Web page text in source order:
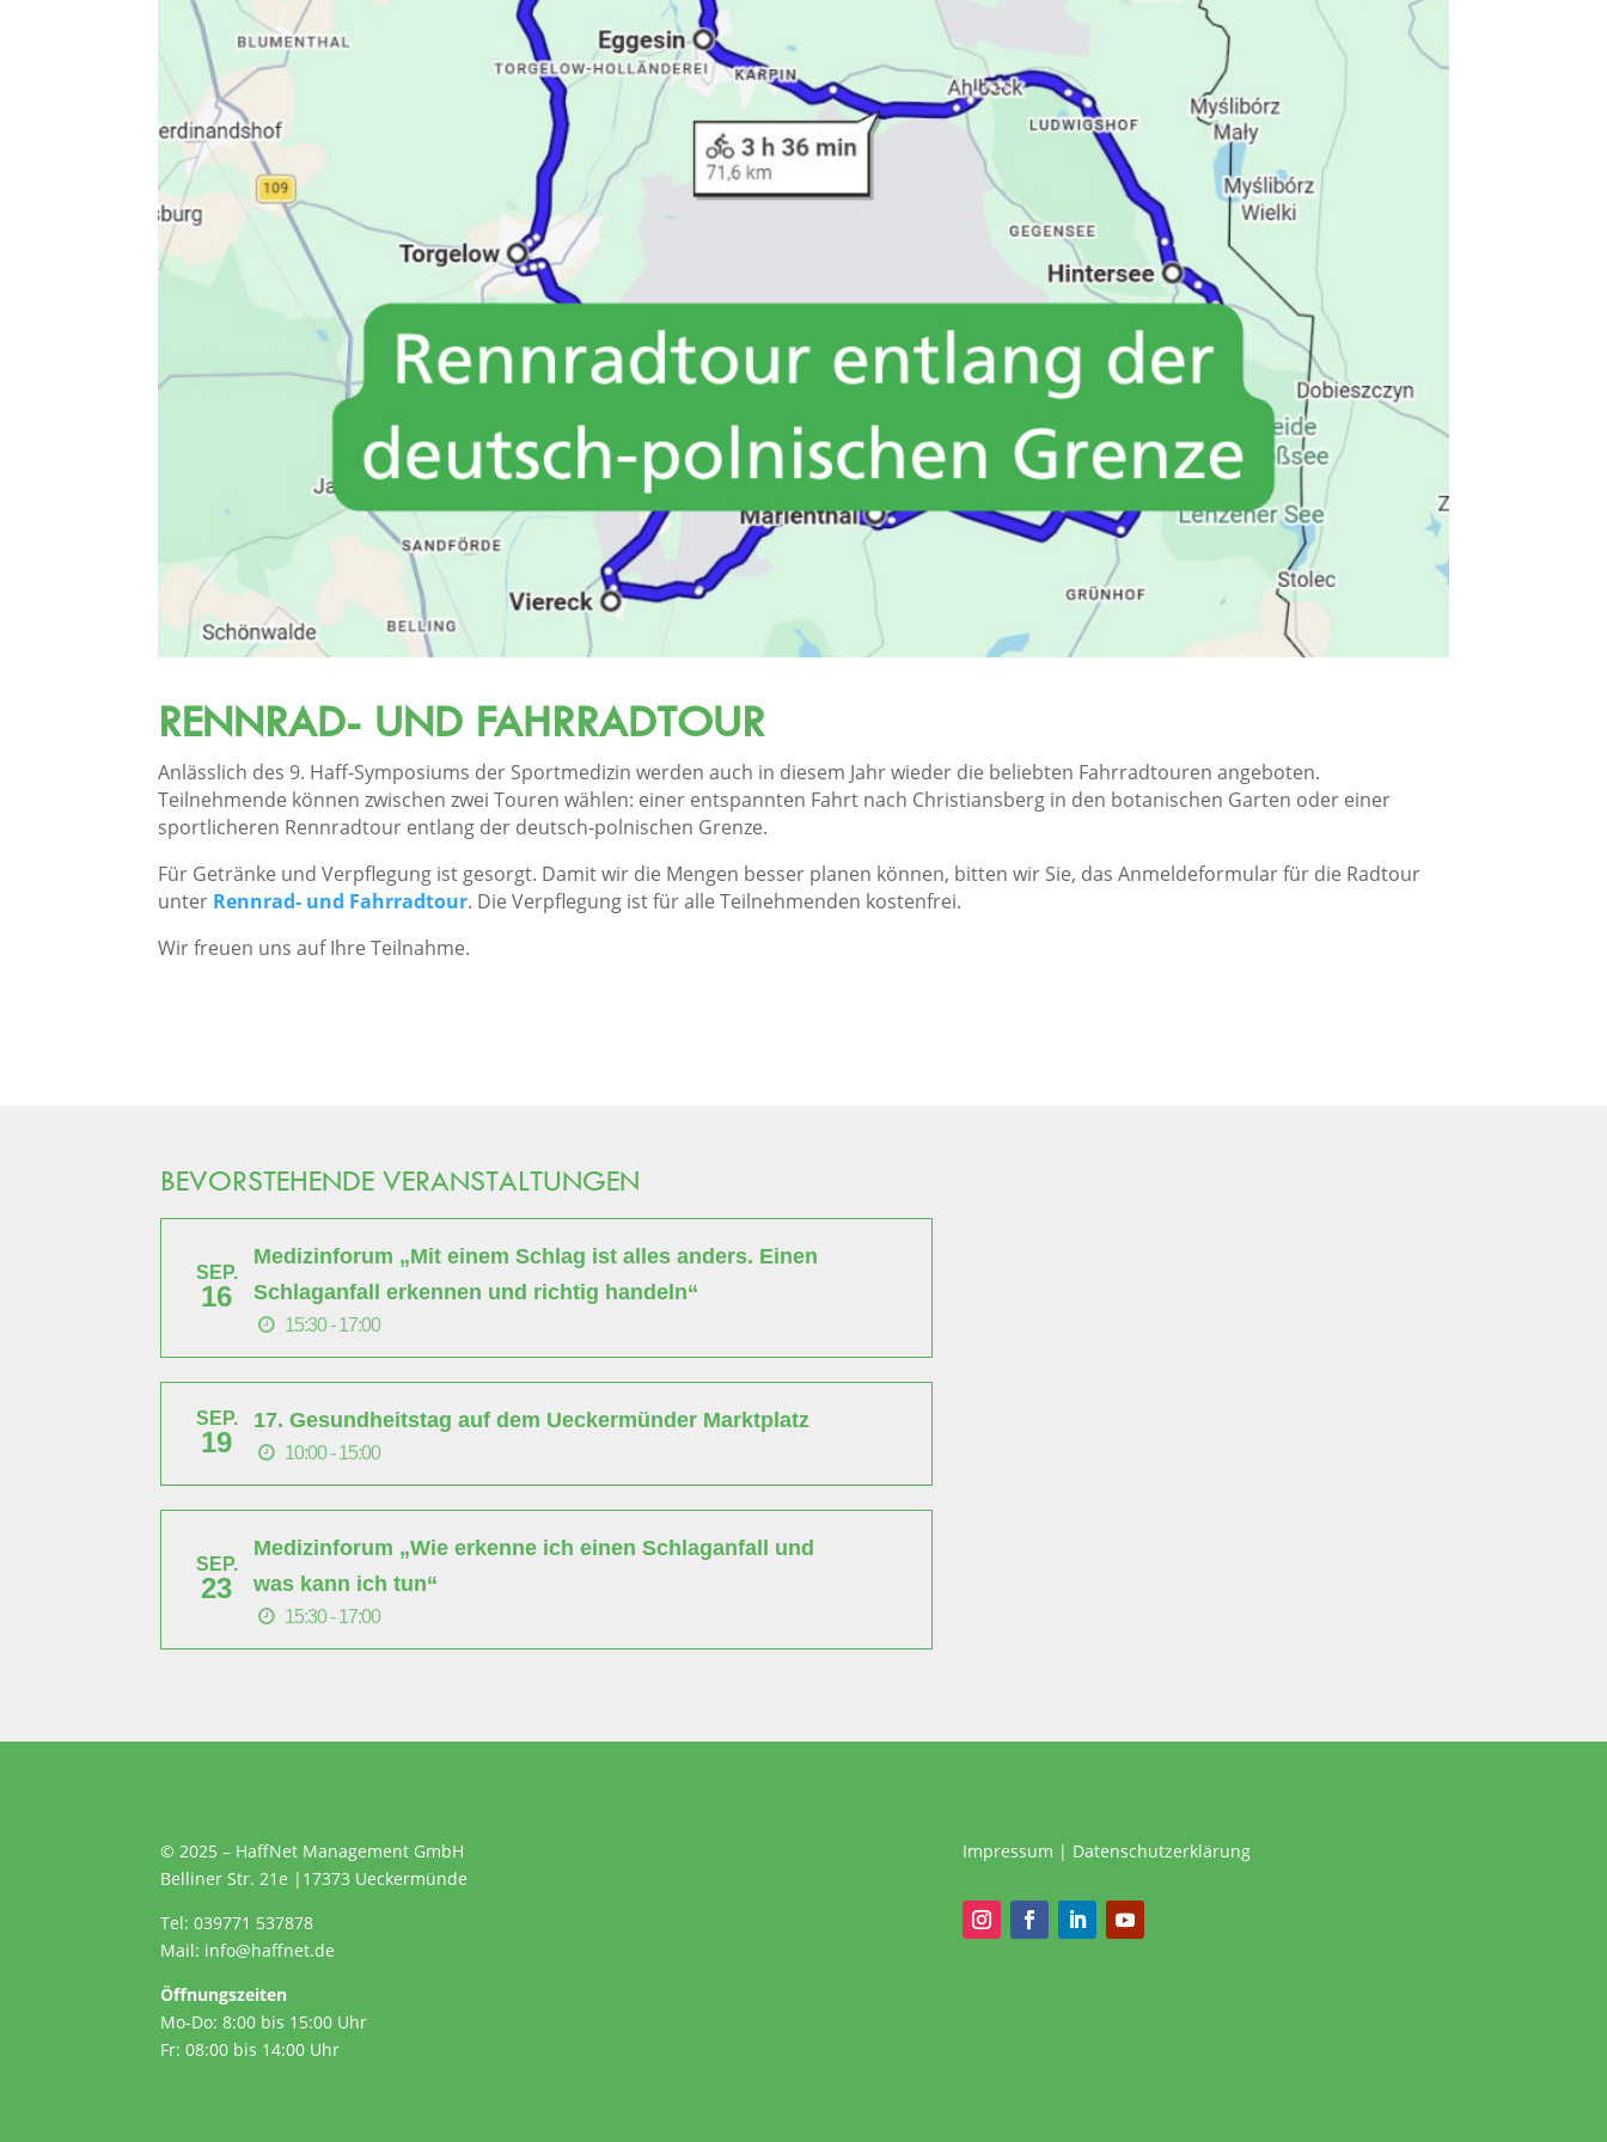
RENNRAD- UND FAHRRADTOUR
Anlässlich des 9. Haff‑Symposiums der Sportmedizin werden auch in diesem Jahr wieder die beliebten Fahrradtouren angeboten.
Teilnehmende können zwischen zwei Touren wählen: einer entspannten Fahrt nach Christiansberg in den botanischen Garten oder einer
sportlicheren Rennradtour entlang der deutsch‑polnischen Grenze.
Für Getränke und Verpflegung ist gesorgt. Damit wir die Mengen besser planen können, bitten wir Sie, das Anmeldeformular für die Radtour
unter Rennrad- und Fahrradtour. Die Verpflegung ist für alle Teilnehmenden kostenfrei.
Wir freuen uns auf Ihre Teilnahme.
BEVORSTEHENDE VERANSTALTUNGEN
SEP.
16
Medizinforum „Mit einem Schlag ist alles anders. Einen
Schlaganfall erkennen und richtig handeln“
15:30 - 17:00
SEP.
19
17. Gesundheitstag auf dem Ueckermünder Marktplatz
10:00 - 15:00
SEP.
23
Medizinforum „Wie erkenne ich einen Schlaganfall und
was kann ich tun“
15:30 - 17:00
© 2025 – HaffNet Management GmbH
Belliner Str. 21e | 17373 Ueckermünde
Tel:039771 537878
Mail: info@haffnet.de
Öffnungszeiten
Mo-Do: 8:00 bis 15:00 Uhr
Fr: 08:00 bis 14:00 Uhr
Impressum | Datenschutzerklärung